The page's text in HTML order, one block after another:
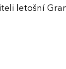
letošní